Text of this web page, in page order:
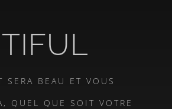
SERA BEAU ET VOUS
QUEL QUE SOIT VOTRE